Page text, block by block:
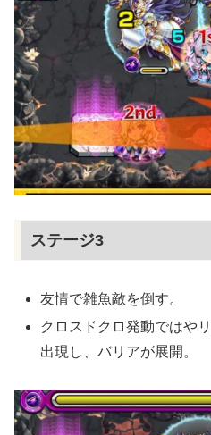
ステージ3
友情で雑魚敵を倒す。
クロスドクロ発動ではや
出現し、バリアが展開。